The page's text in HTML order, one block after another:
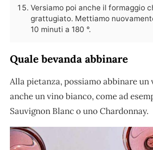
Versiamo poi anche il formaggio
grattugiato. Mettiamo
10 minuti a 180 °.
Quale bevanda abbinare
Alla pietanza, possiamo abbinare un
anche un vino bianco, come ad
Sauvignon Blanc o uno Chardonnay.